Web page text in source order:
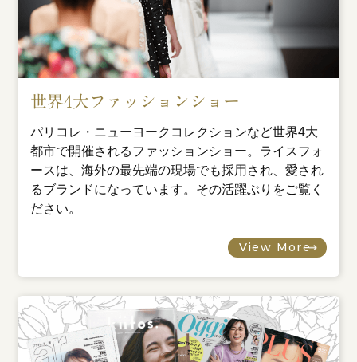
世界4大ファッションショー
パリコレ・ニューヨークコレクションなど世界4大
都市で開催されるファッションショー。ライスフォ
ースは、海外の最先端の現場でも採用され、愛され
るブランドになっています。その活躍ぶりをご覧く
ださい。
View More